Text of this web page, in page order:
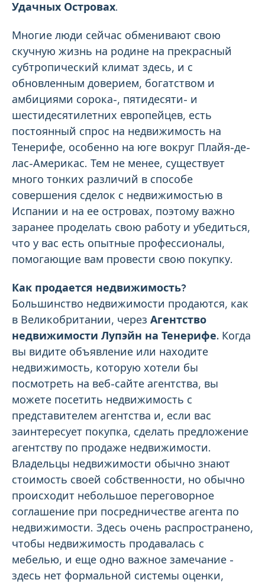
Удачных Островах.
Многие люди сейчас обменивают свою
скучную жизнь на родине на прекрасный
субтропический климат здесь, и с
обновленным доверием, богатством и
амбициями сорока-, пятидесяти- и
шестидесятилетних европейцев, есть
постоянный спрос на недвижимость на
Тенерифе, особенно на юге вокруг Плайя-де-
лас-Америкас. Тем не менее, существует
много тонких различий в способе
совершения сделок с недвижимостью в
Испании и на ее островах, поэтому важно
заранее проделать свою работу и убедиться,
что у вас есть опытные профессионалы,
помогающие вам провести свою покупку.
Как продается недвижимость?
Большинство недвижимости продаются, как
в Великобритании, через Агентство
недвижимости Лупэйн на Тенерифе. Когда
вы видите объявление или находите
недвижимость, которую хотели бы
посмотреть на веб-сайте агентства, вы
можете посетить недвижимость с
представителем агентства и, если вас
заинтересует покупка, сделать предложение
агентству по продаже недвижимости.
Владельцы недвижимости обычно знают
стоимость своей собственности, но обычно
происходит небольшое переговорное
соглашение при посредничестве агента по
недвижимости. Здесь очень распространено,
чтобы недвижимость продавалась с
мебелью, и еще одно важное замечание -
здесь нет формальной системы оценки,